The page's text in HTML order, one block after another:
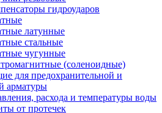
гидроударов
латунные
стальные
чугунные
(соленоидные)
для предохранительной и
арматуры
расхода и температуры воды
от протечек